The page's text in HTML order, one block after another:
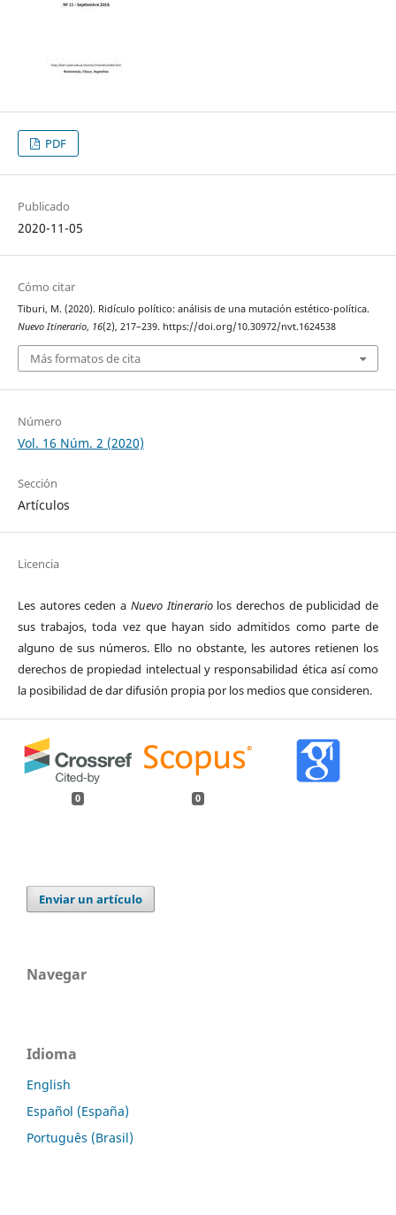
PDF
Publicado
2020-11-05
Cómo citar
Tiburi, M. (2020). Ridículo político: análisis de una mutación estético-política.
Nuevo Itinerario, 16(2), 217–239. https://doi.org/10.30972/nvt.1624538
Más formatos de cita
Número
Vol. 16 Núm. 2 (2020)
Sección
Artículos
Licencia
Les autores ceden a Nuevo Itinerariolos derechos de publicidad de
sus trabajos, toda vez que hayan sido admitidos como parte de
alguno de sus números. Ello no obstante, les autores retienen los
derechos de propiedad intelectual y responsabilidad ética así como
la posibilidad de dar difusión propia por los medios que consideren.
0 0
Enviar un artículo
Navegar
Idioma
English
Español (España)
Português (Brasil)